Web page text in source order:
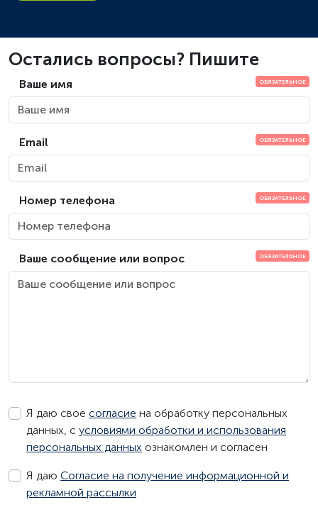
Остались вопросы? Пишите
Ваше имя
Email
Номер телефона
Ваше сообщение или вопрос
Я даю свое согласие на обработку персональных
данных, с условиями обработки и использования
персональных данных ознакомлен и согласен
Я даю Согласие на получение информационной и
рекламной рассылки